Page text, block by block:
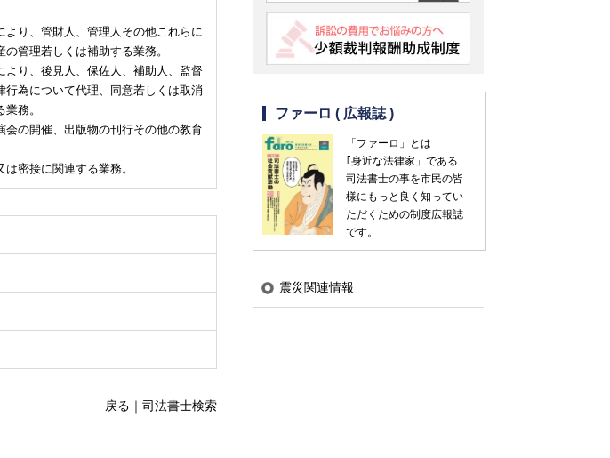
り、管財人、管理人その他これらに
管理若しくは補助する業務。
り、後見人、保佐人、補助人、監督
為について代理、同意若しくは取消
務。
の開催、出版物の刊行その他の教育
密接に関連する業務。
戻る ｜ 司法書士検索
ファーロ ( 広報誌 )
「ファーロ」とは
｢身近な法律家」である
司法書士の事を市民の皆
様にもっと良く知ってい
ただくための制度広報誌
です。
震災関連情報